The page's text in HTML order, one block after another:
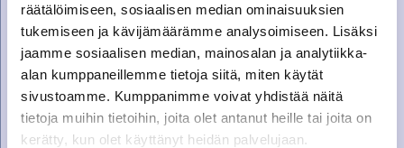
räätälöimiseen, sosiaalisen median ominaisuuksien
tukemiseen ja kävijämäärämme analysoimiseen. Lisäksi
jaamme sosiaalisen median, mainosalan ja analytiikka-
alan kumppaneillemme tietoja siitä, miten käytät
sivustoamme. Kumppanimme voivat yhdistää näitä
tietoja muihin tietoihin, joita olet antanut heille tai joita on
kerätty, kun olet käyttänyt heidän palvelujaan.
KYSY LISÄTIETOJA
Nimi
Puhelin tai sähköposti